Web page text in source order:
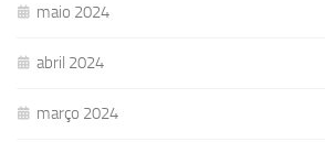
maio 2024
abril 2024
março 2024